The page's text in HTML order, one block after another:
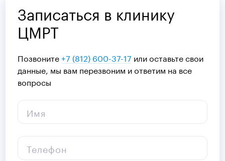
Записаться в клинику
ЦМРТ
Позвоните+7 (812) 600-37-17 или оставьте свои
данные, мы вам перезвоним и ответим на все
вопросы
Имя
Телефон